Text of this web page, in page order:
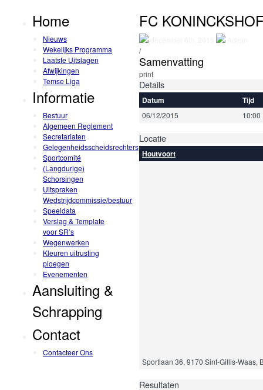
Home
Nieuws
Wekelijks Programma
Laatste Uitslagen
Afwijkingen
Temse Liga
Informatie
Bestuur
Algemeen Reglement
Secretariaten
Gelegenheidsscheidsrechters
Sportcomité
(Langdurige)
Schorsingen
Uitspraken
Wedstrijdcommissie/bestuur
Speeldata
Verslag & Template
voor SR’s
Wegenwerken
Kleuren uitrusting
ploegen
Evenementen
Aansluiting &
Schrapping
Contact
Contacteer Ons
FC
/
Samenvatting
print
Details
Datum Tijd
06/12/2015 10:00
Locatie
Houtvoort
Sportlaan 36, 9170 Sint-Gillis-Waas,
Resultaten